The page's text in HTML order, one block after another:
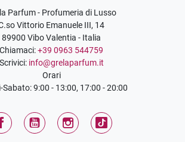
Parfum - Profumeria di Lusso
Vittorio Emanuele III, 14
89900 Vibo Valentia - Italia
Chiamaci:+39 0963 544759
Scrivici: info@grelaparfum.it
Orari
Sabato: 9:00 - 13:00, 17:00 - 20:00
YouTube InstagramTikTok